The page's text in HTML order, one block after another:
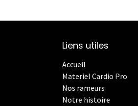
Liens utiles
Accueil
Materiel Cardio Pro
Nos rameurs
Notre histoire